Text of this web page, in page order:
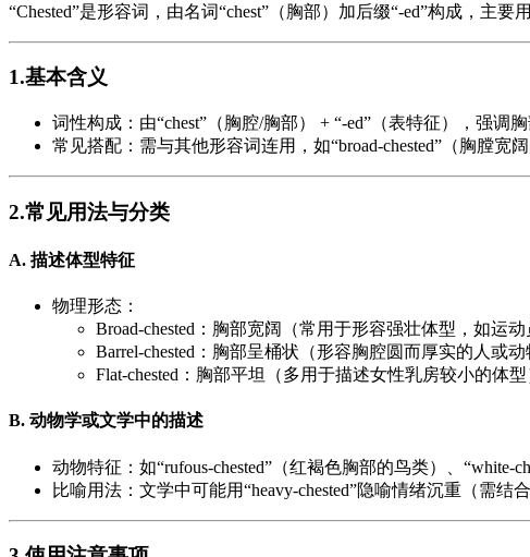
“Chested”是形容词，由名词“chest”（胸部）加后缀“-ed”构成，主
1.基本含义
词性构成：由“chest”（胸腔/胸部） + “-ed”（表特征），强调
常见搭配：需与其他形容词连用，如“broad-chested”（胸膛宽阔
2.常见用法与分类
A. 描述体型特征
物理形态：
Broad-chested：胸部宽阔（常用于形容强壮体型，如运动
Barrel-chested：胸部呈桶状（形容胸腔圆而厚实的人或动
Flat-chested：胸部平坦（多用于描述女性乳房较小的体型
B. 动物学或文学中的描述
动物特征：如“rufous-chested”（红褐色胸部的鸟类）、“white-
比喻用法：文学中可能用“heavy-chested”隐喻情绪沉重（需结